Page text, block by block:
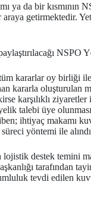
da bir kısmının
getirmektedir.
kararlar oy birliği
kararla
karşılıklı
talebi üye
ihtiyaç
yöntemi ile
destek temini
tarafından
tevdi edilen